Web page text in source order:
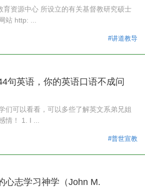
育资源中心 所设立的有关基督教研究硕士
站 http: ...
#讲道教导
句英语，你的英语口语不成问
们可以看看，可以多些了解英文系弟兄姐
情！ 1. I ...
#普世宣教
心志学习神学（John M.